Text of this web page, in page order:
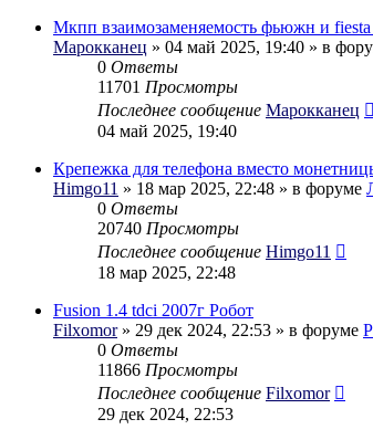
Мкпп взаимозаменяемость фьюжн и
Марокканец » 04 май 2025, 19:40 » в
0 Ответы
11701 Просмотры
Последнее сообщение Марокканец
04 май 2025, 19:40
Крепежка для телефона вместо
Himgo11 » 18 мар 2025, 22:48 » в форуме
0 Ответы
20740 Просмотры
Последнее сообщение Himgo11
18 мар 2025, 22:48
Fusion 1.4 tdci 2007г Робот
Filxomor» 29 дек 2024, 22:53 » в форуме
0 Ответы
11866 Просмотры
Последнее сообщение Filxomor
29 дек 2024, 22:53